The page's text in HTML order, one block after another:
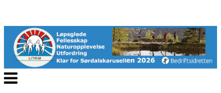
Veksle
navigasjon